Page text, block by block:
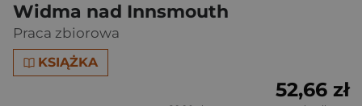
Widma nad Innsmouth
Praca zbiorowa
KSIĄŻKA
52,66 zł